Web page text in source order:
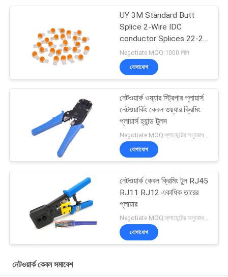
UY 3M Standard Butt
Splice 2-Wire IDC
conductor Splices 22-26
AWG Wire K1 Lock Wire
Joint UY/UY2
Negotiate MOQ:1000 পিসি
যোগাযোগ
নেটওয়ার্ক ওয়্যার স্ট্রিপার প্লায়ার্স
নেটওয়ার্কিং কেবল ওয়্যার ক্রিমিং
প্লায়ার্স হ্যান্ড টুলস
Negotiate MOQ:ক্লায়েন্টের অনুরোধ হিসাবে কাস্টমাইজড টাইপ 300 কার্টন হিসাবে স্টক।
যোগাযোগ
নেটওয়ার্ক কেবল ক্রিমিং টুল RJ45
RJ11 RJ12 একাধিক তারের
প্লায়ার
Negotiate MOQ:ক্লায়েন্টের অনুরোধ হিসাবে কাস্টমাইজড টাইপ 300 কার্টন হিসাবে স্টক।
যোগাযোগ
নেটওয়ার্ক কেবল সমাবেশ